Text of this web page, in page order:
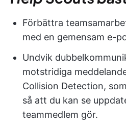
Förbättra
med en gemensam e-
Undvik
motstridiga
Collision Detection,
så att du kan se
teammedlem gör.